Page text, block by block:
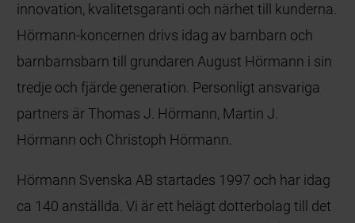
innovation, kvalitetsgaranti och närhet till kunderna.
Hörmann-koncernen drivs idag av barnbarn och
barnbarnsbarn till grundaren August Hörmann i sin
tredje och fjärde generation. Personligt ansvariga
partners är Thomas J. Hörmann, Martin J.
Hörmann och Christoph Hörmann.
Hörmann Svenska AB startades 1997 och har idag
ca 140 anställda. Vi är ett helägt dotterbolag till det